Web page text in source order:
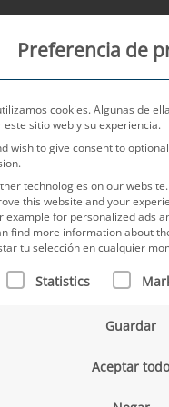
Noticias Sobre
los
de MD
ISO
Preferencia de
cookies. Algunas de
sitio web y su experiencia.
wish to give consent to
technologies on our
this website and your
example for personalized ads
find more information about
tu selección en cualquier
FIGURA UNA LISTA
Statistics
Guardar
Aceptar todo